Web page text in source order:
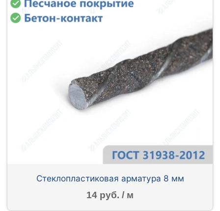
Стеклопластиковая арматура 8 мм
14 руб. / м